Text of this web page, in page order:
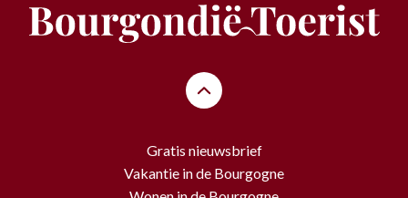
Gratis nieuwsbrief
Vakantie in de Bourgogne